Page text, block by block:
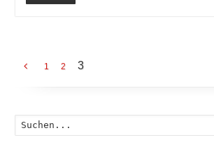
1 2 3